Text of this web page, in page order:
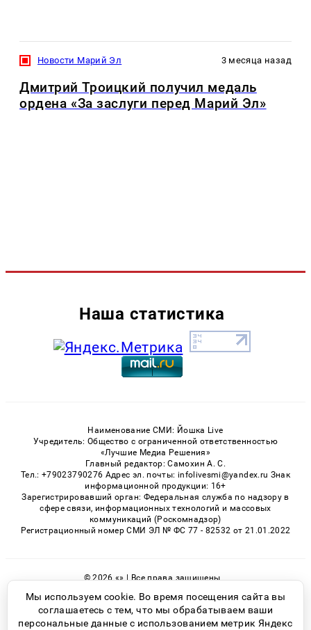
Новости Марий Эл 3 месяца назад
Дмитрий Троицкий получил медаль
ордена «За заслуги перед Марий Эл»
Наша статистика
Наименование СМИ: Йошка Live
Учредитель: Общество с ограниченной ответственностью
«Лучшие Медиа Решения»
Главный редактор: Самохин А. С.
Тел.: +79023790276 Адрес эл. почты: infolivesmi@yandex.ru Знак
информационной продукции: 16+
Зарегистрировавший орган: Федеральная служба по надзору в
сфере связи, информационных технологий и массовых
коммуникаций (Роскомнадзор)
Регистрационный номер СМИ ЭЛ № ФС 77 - 82532 от 21.01.2022
© 2026 «» | Все права защищены
Возрастная категория сайта 16+
Политика конфиденциальности
Мы используем cookie. Во время посещения сайта вы
соглашаетесь с тем, что мы обрабатываем ваши
персональные данные с использованием метрик Яндекс